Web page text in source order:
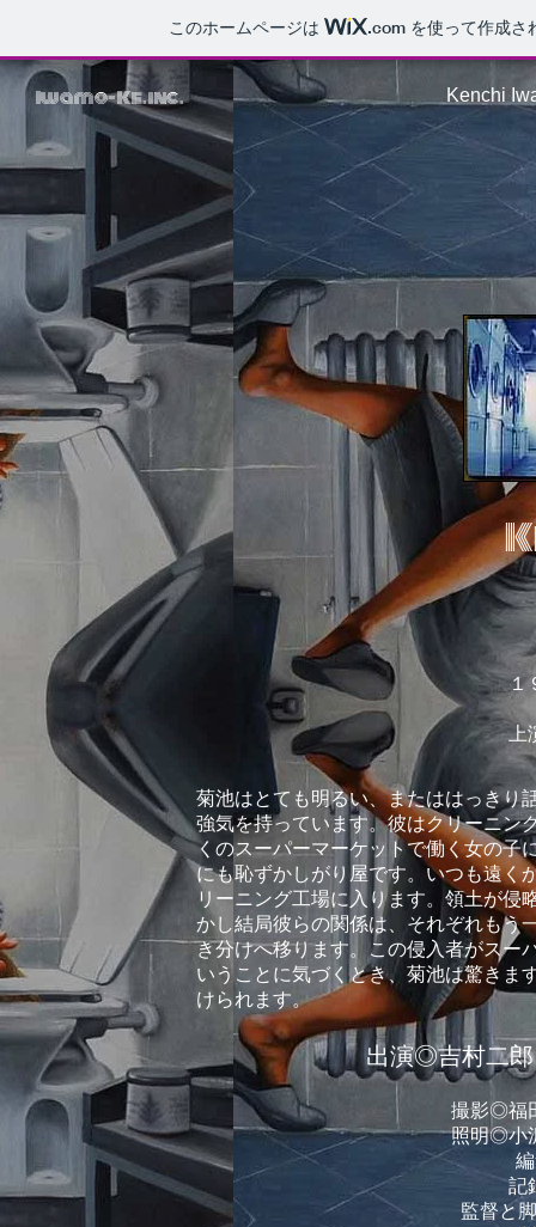
このホームページは .comを使って作成さ
Iwamo-Ke.inc. Kenchi
１
上
菊池はとても明るい、またははっきり
強気を持っています。彼はクリーニン
くのスーパーマーケットで働く女の子
にも恥ずかしがり屋です。いつも遠く
リーニング工場に入ります。領土が侵
かし結局彼らの関係は、それぞれもう
き分けへ移ります。この侵入者がスー
いうことに気づくとき、菊池は驚きま
けられます。
出演◎吉村二郎
撮影◎福
照明◎小
記
監督と